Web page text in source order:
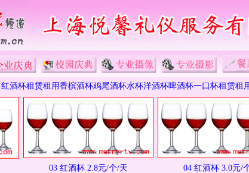
酒杯租赁租用香槟酒杯鸡尾酒杯水杯洋酒杯啤酒杯一口杯租赁租
03 红酒杯 2.8元/个/天 04 红酒杯 3.0元/